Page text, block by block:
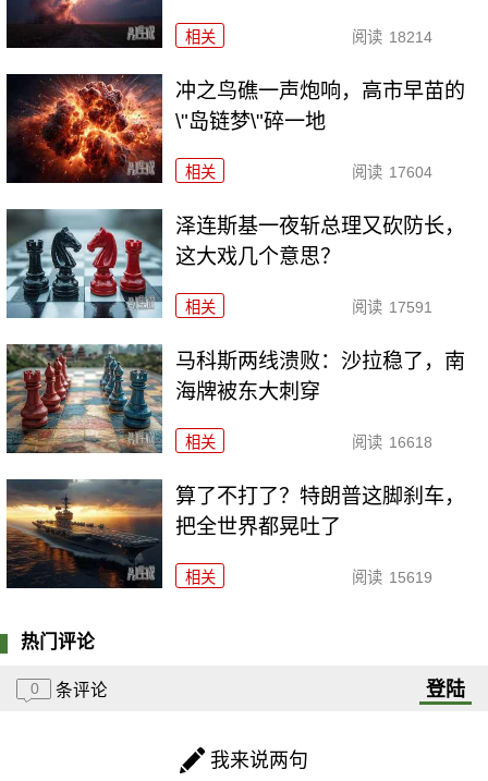
相关 阅读 18214
冲之鸟礁一声炮响，高市早苗的
\"岛链梦\"碎一地
相关 阅读 17604
泽连斯基一夜斩总理又砍防长，
这大戏几个意思？
相关 阅读 17591
马科斯两线溃败：沙拉稳了，南
海牌被东大刺穿
相关 阅读 16618
算了不打了？特朗普这脚刹车，
把全世界都晃吐了
相关 阅读 15619
热门评论
0 条评论 登陆
我来说两句